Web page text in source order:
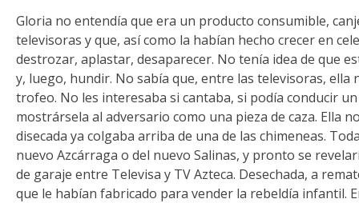
Gloria no entendía que era un producto consumible,
televisoras y que, así como la habían hecho crecer en
destrozar, aplastar, desaparecer. No tenía idea de que
y, luego, hundir. No sabía que, entre las televisoras, ella
trofeo. No les interesaba si cantaba, si podía conducir
mostrársela al adversario como una pieza de caza. Ella
disecada ya colgaba arriba de una de las chimeneas.
nuevo Azcárraga o del nuevo Salinas, y pronto se
de garaje entre Televisa y TV Azteca. Desechada, a
que le habían fabricado para vender la rebeldía infantil.